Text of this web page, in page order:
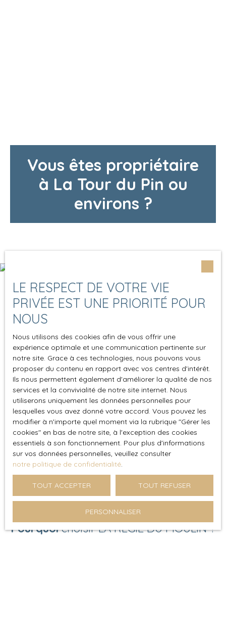
Vous êtes propriétaire
à La Tour du Pin ou
environs ?
Pourquoichoisir LA REGIE DU MOULIN ?
LE RESPECT DE VOTRE VIE
PRIVÉE EST UNE PRIORITÉ POUR
NOUS
Nous utilisons des cookies afin de vous offrir une
expérience optimale et une communication pertinente sur
notre site. Grace à ces technologies, nous pouvons vous
proposer du contenu en rapport avec vos centres d'intérêt.
Ils nous permettent également d'améliorer la qualité de nos
services et la convivialité de notre site internet. Nous
utiliserons uniquement les données personnelles pour
lesquelles vous avez donné votre accord. Vous pouvez les
modifier à n'importe quel moment via la rubrique ″Gérer les
cookies″ en bas de notre site, à l'exception des cookies
essentiels à son fonctionnement. Pour plus d'informations
sur vos données personnelles, veuillez consulter
notre politique de confidentialité.
TOUT ACCEPTER TOUT REFUSER
PERSONNALISER